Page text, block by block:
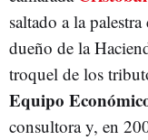
saltado a la palestra
dueño de la
troquel de los
Equipo
consultora y, en